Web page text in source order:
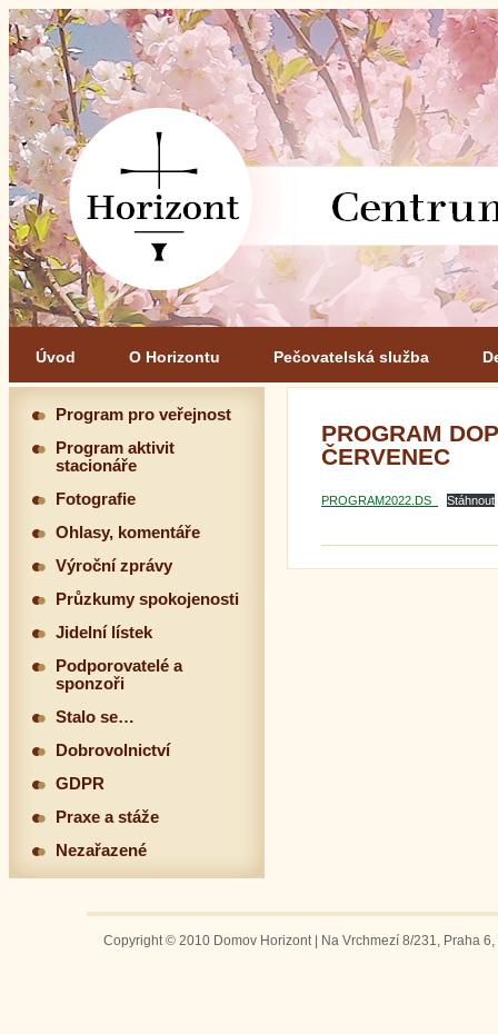
Úvod O Horizontu Pečovatelská služba
PROGRAM
ČERVENEC
PROGRAM2022.DS_ Stáhnout
Program pro veřejnost
Program aktivit
stacionáře
Fotografie
Ohlasy, komentáře
Výroční zprávy
Průzkumy spokojenosti
Jidelní lístek
Podporovatelé a
sponzoři
Stalo se…
Dobrovolnictví
GDPR
Praxe a stáže
Nezařazené
Copyright © 2010 Domov Horizont | Na Vrchmezí 8/231, Praha